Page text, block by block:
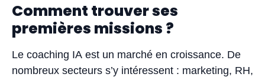
Comment trouver ses
premières missions ?
Le coaching IA est un marché en croissance. De
nombreux secteurs s’y intéressent : marketing, RH,